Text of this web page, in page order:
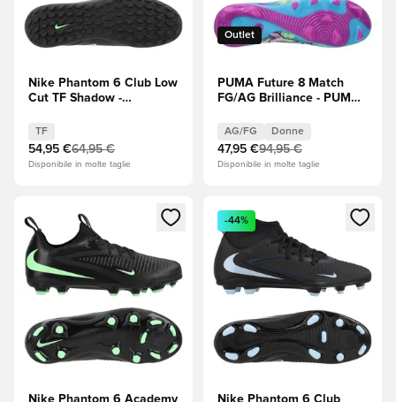
Nike Phantom 6 Club Low
Cut TF Shadow -
TF
54,95 €64,95 €
Disponibile in molte taglie
Outlet
PUMA Future 8 Match
FG/AG Brilliance - PUMA
Apple/Bright Aqua
(Blu)/Magenta puro Donna
AG/FG Donne
47,95 €94,95 €
Disponibile in molte taglie
Apre una finestra modale per accedere o registrarsi come
Nike Phantom 6 Academy
Apre una finestra modale
-44%
Nike Phantom 6 Club